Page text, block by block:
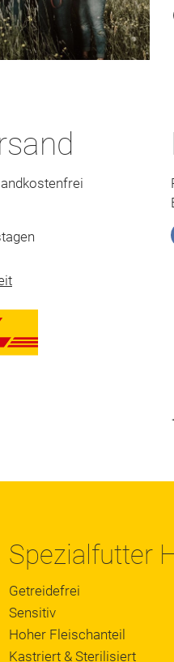
Spezialfutter
Getreidefrei
Sensitiv
Hoher Fleischanteil
Kastriert & Sterilisiert